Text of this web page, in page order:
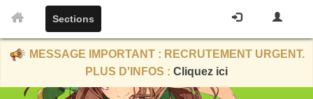
Sections
MESSAGE IMPORTANT : RECRUTEMENT URGENT.
PLUS D'INFOS : Cliquez ici